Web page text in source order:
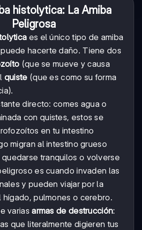
histolytica: La Amiba
Peligrosa
es el único tipo de amiba
hacerte daño. Tiene dos
(que se mueve y causa
quiste (que es como su forma
directo: comes agua o
con quistes, estos se
en tu intestino
migran al intestino grueso
tranquilos o volverse
es cuando invaden las
y pueden viajar por la
hígado, pulmones o cerebro.
variasarmas de destrucción:
que literalmente digieren tus